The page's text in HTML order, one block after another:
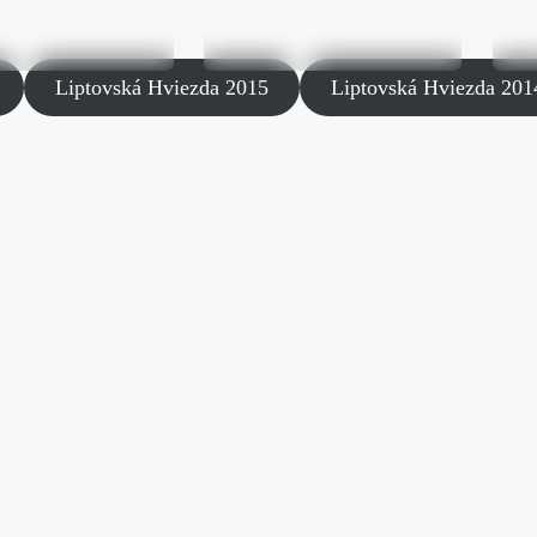
Liptovská Hviezda 2015 Liptovská Hviezda